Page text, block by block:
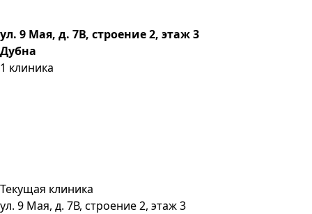
ул. 9 Мая, д. 7В, строение 2, этаж 3
Дубна
1 клиника
Текущая клиника
ул. 9 Мая, д. 7В, строение 2, этаж 3